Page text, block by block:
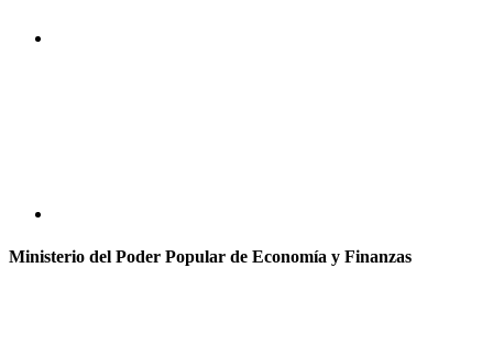
Ministerio del Poder Popular de Economía y Finanzas